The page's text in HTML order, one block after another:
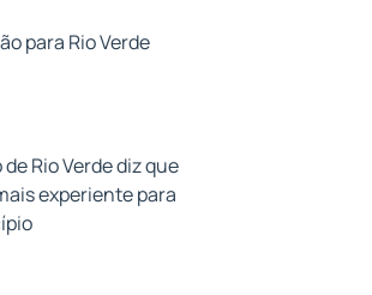
para Rio Verde
Rio Verde diz que
experiente para